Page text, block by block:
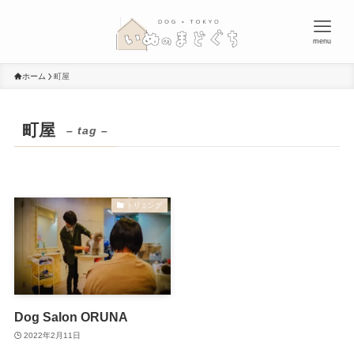
menu
ホーム 町屋
町屋 – tag –
トリミング
Dog Salon ORUNA
2022年2月11日